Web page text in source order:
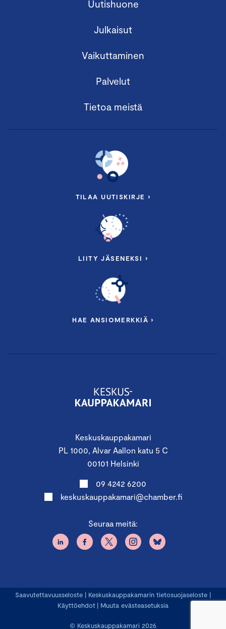
Keskuskauppakamari
PL 1000, Alvar Aallon katu 5 C
00101 Helsinki
09 4242 6200
keskuskauppakamari@chamber.fi
Seuraa meitä:
Uutishuone
Julkaisut
Vaikuttaminen
Palvelut
Tietoa meistä
TILAA UUTISKIRJE ›
LIITY JÄSENEKSI ›
HAE ANSIOMERKKIÄ ›
© Keskuskauppakamari 2026
Saavutettavuusseloste | Keskuskauppakamarin tietosuojaseloste |
Käyttöehdot | Muuta evästeasetuksia